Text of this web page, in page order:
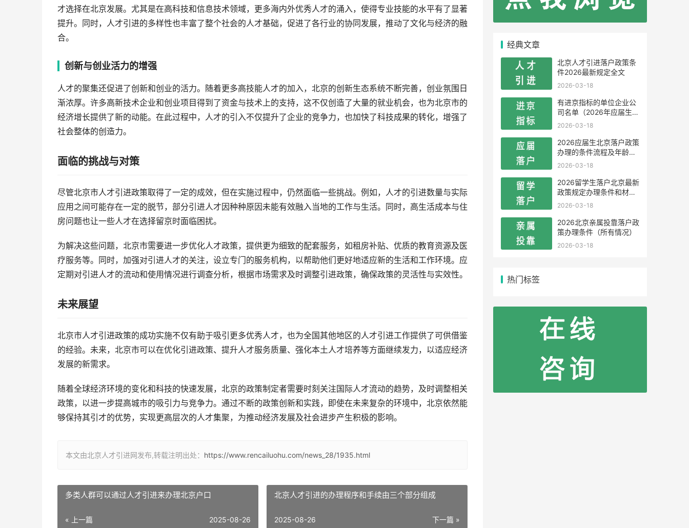
才选择在北京发展。尤其是在高科技和信息技术领域，更多海内外优秀人才的涌入，使得专业技能的水平有了显著
提升。同时，人才引进的多样性也丰富了整个社会的人才基础，促进了各行业的协同发展，推动了文化与经济的融
合。
创新与创业活力的增强
人才的聚集还促进了创新和创业的活力。随着更多高技能人才的加入，北京的创新生态系统不断完善，创业氛围日
渐浓厚。许多高新技术企业和创业项目得到了资金与技术上的支持，这不仅创造了大量的就业机会，也为北京市的
经济增长提供了新的动能。在此过程中，人才的引入不仅提升了企业的竞争力，也加快了科技成果的转化，增强了
社会整体的创造力。
面临的挑战与对策
尽管北京市人才引进政策取得了一定的成效，但在实施过程中，仍然面临一些挑战。例如，人才的引进数量与实际
应用之间可能存在一定的脱节，部分引进人才因种种原因未能有效融入当地的工作与生活。同时，高生活成本与住
房问题也让一些人才在选择留京时面临困扰。
为解决这些问题，北京市需要进一步优化人才政策，提供更为细致的配套服务，如租房补贴、优质的教育资源及医
疗服务等。同时，加强对引进人才的关注，设立专门的服务机构，以帮助他们更好地适应新的生活和工作环境。应
定期对引进人才的流动和使用情况进行调查分析，根据市场需求及时调整引进政策，确保政策的灵活性与实效性。
未来展望
北京市人才引进政策的成功实施不仅有助于吸引更多优秀人才，也为全国其他地区的人才引进工作提供了可供借鉴
的经验。未来，北京市可以在优化引进政策、提升人才服务质量、强化本土人才培养等方面继续发力，以适应经济
发展的新需求。
随着全球经济环境的变化和科技的快速发展，北京的政策制定者需要时刻关注国际人才流动的趋势，及时调整相关
政策，以进一步提高城市的吸引力与竞争力。通过不断的政策创新和实践，即使在未来复杂的环境中，北京依然能
够保持其引才的优势，实现更高层次的人才集聚，为推动经济发展及社会进步产生积极的影响。
本文由北京人才引进网发布,转载注明出处： https://www.rencailuohu.com/news_28/1935.html
多类人群可以通过人才引进来办理北京户口
« 上一篇 2025-08-26
北京人才引进的办理程序和手续由三个部分组成
下一篇 »
2025-08-26
经典文章
北京人才引进落户政策条
件2026最新规定全文
2026-03-18
有进京指标的单位企业公
司名单（2026年应届生留
学生）
2026-03-18
2026应届生北京落户政策
办理的条件流程及年龄限
制
2026-03-18
2026留学生落户北京最新
政策规定办理条件和材料
及流程
2026-03-18
2026北京亲属投靠落户政
策办理条件（所有情况）
2026-03-18
热门标签